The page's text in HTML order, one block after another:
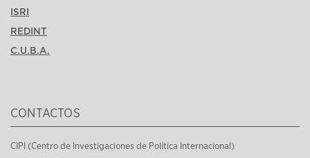
ISRI
REDINT
C.U.B.A.
CONTACTOS
CIPI (Centro de Investigaciones de Política Internacional)